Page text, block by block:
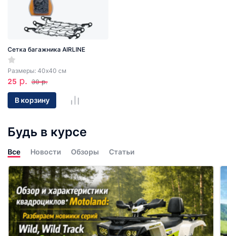
Сетка багажника AIRLINE
Размеры: 40х40 см
25 р. 30 р.
В корзину
Будь в курсе
Все Новости Обзоры Статьи